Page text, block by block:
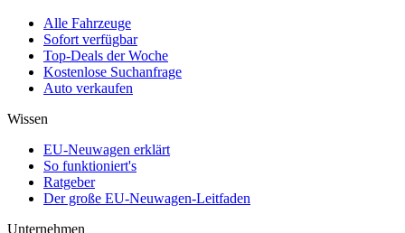
Alle Fahrzeuge
Sofort verfügbar
Top-Deals der Woche
Kostenlose Suchanfrage
Auto verkaufen
Wissen
EU-Neuwagen erklärt
So funktioniert's
Ratgeber
Der große EU-Neuwagen-Leitfaden
Unternehmen